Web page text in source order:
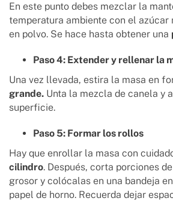
En este punto debes mezclar la
temperatura ambiente con el azúcar
en polvo. Se hace hasta obtener una
Paso 4: Extender y rellenar la
Una vez llevada, estira la masa en
grande. Unta la mezcla de canela y
superficie.
Paso 5: Formar los rollos
Hay que enrollar la masa con
cilindro. Después, corta porciones
grosor y colócalas en una bandeja
papel de horno. Recuerda dejar